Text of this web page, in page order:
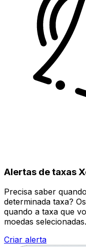
Alertas de taxas
Precisa saber
determinada taxa?
quando a taxa que
moedas selecionadas.
Criar alerta